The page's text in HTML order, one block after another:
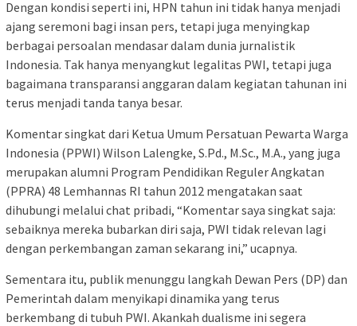
Dengan kondisi seperti ini, HPN tahun ini tidak hanya menjadi
ajang seremoni bagi insan pers, tetapi juga menyingkap
berbagai persoalan mendasar dalam dunia jurnalistik
Indonesia. Tak hanya menyangkut legalitas PWI, tetapi juga
bagaimana transparansi anggaran dalam kegiatan tahunan ini
terus menjadi tanda tanya besar.
Komentar singkat dari Ketua Umum Persatuan Pewarta Warga
Indonesia (PPWI) Wilson Lalengke, S.Pd., M.Sc., M.A., yang juga
merupakan alumni Program Pendidikan Reguler Angkatan
(PPRA) 48 Lemhannas RI tahun 2012 mengatakan saat
dihubungi melalui chat pribadi, “Komentar saya singkat saja:
sebaiknya mereka bubarkan diri saja, PWI tidak relevan lagi
dengan perkembangan zaman sekarang ini,” ucapnya.
Sementara itu, publik menunggu langkah Dewan Pers (DP) dan
Pemerintah dalam menyikapi dinamika yang terus
berkembang di tubuh PWI. Akankah dualisme ini segera